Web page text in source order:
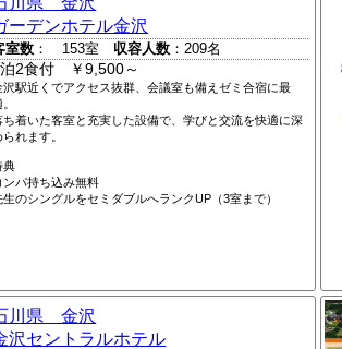
ーデンホテル金沢
室数 ： 153室 収容人数 ：209名
2食付 ￥9,500～
沢駅近くでアクセス抜群、会議室も備えゼミ合宿に最
ち着いた客室と充実した設備で、学びと交流を快適に深
られます。
典
ンパ持ち込み無料
生のシングルをセミダブルへランクUP（3室まで）
川県 金沢
沢セントラルホテル